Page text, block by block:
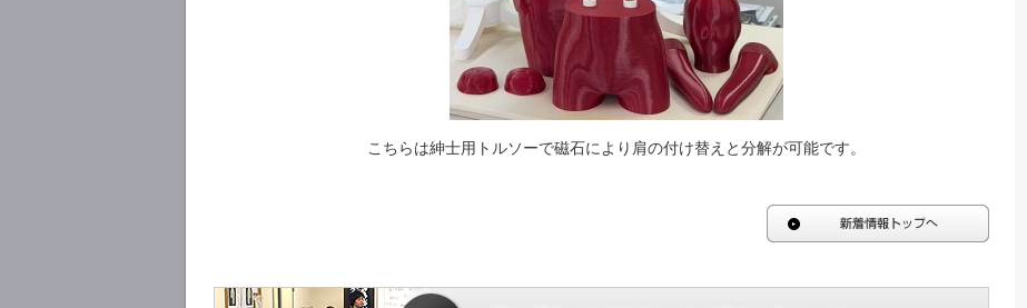
こちらは紳士用トルソーで磁石により肩の付け替えと分解が可能です。